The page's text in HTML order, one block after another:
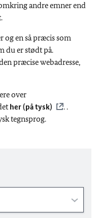
andre emner end
en så præcis som
du er stødt på.
præcise webadresse,
over
her (på tysk)
. .
tegnsprog.